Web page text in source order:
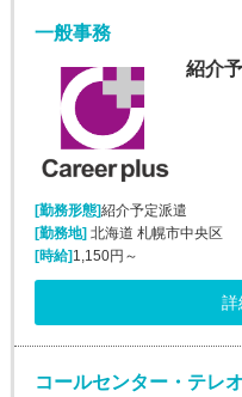
一般事務
紹介
[勤務形態]紹介予定派遣
[勤務地] 北海道 札幌市中央区
[時給] 1,150円～
詳